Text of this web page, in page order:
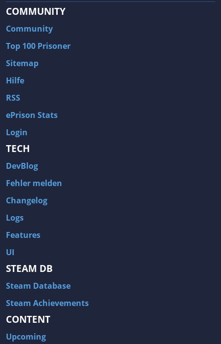
COMMUNITY
Community
Top 100 Prisoner
Sitemap
Hilfe
RSS
ePrison Stats
Login
TECH
DevBlog
Fehler melden
Changelog
Logs
Features
UI
STEAM DB
Steam Database
Steam Achievements
CONTENT
Upcoming